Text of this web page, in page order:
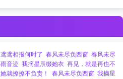
鸢鸢相报何时了 春风未尽负西窗 春风未尽
音迹 我摘星辰缀她衣 再见，就是再也不
就撩撩不负责！ 春风未尽负西窗 我摘星